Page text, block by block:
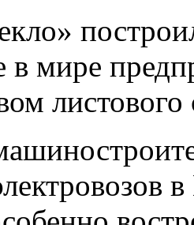
в мире
листового